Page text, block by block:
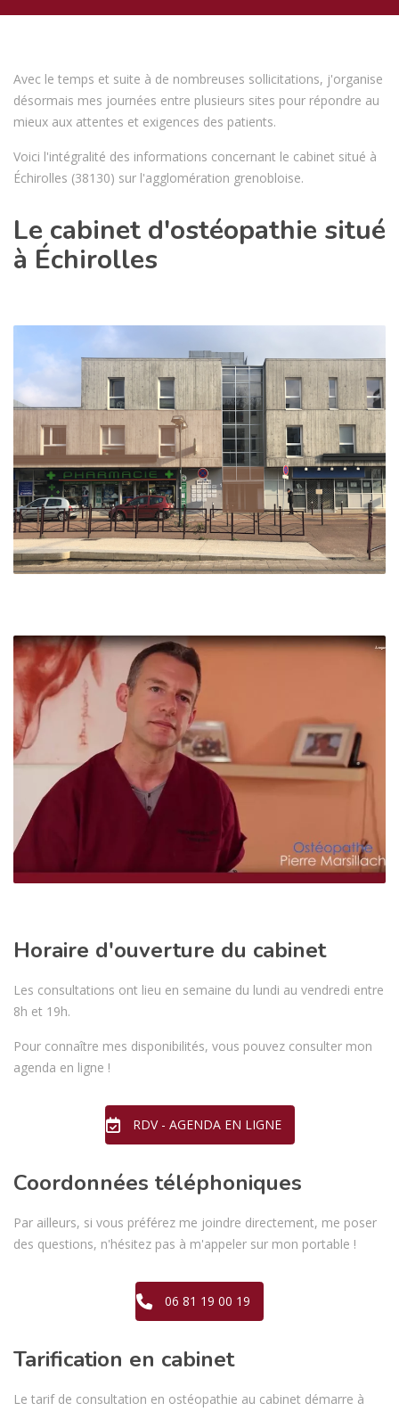
Avec le temps et suite à de nombreuses sollicitations, j'organise
désormais mes journées entre plusieurs sites pour répondre au
mieux aux attentes et exigences des patients.
Voici l'intégralité des informations concernant le cabinet situé à
Échirolles (38130) sur l'agglomération grenobloise.
Le cabinet d'ostéopathie situé
à Échirolles
Horaire d'ouverture du cabinet
Les consultations ont lieu en semaine du lundi au vendredi entre
8h et 19h.
Pour connaître mes disponibilités, vous pouvez consulter mon
agenda en ligne !
RDV - AGENDA EN LIGNE
Coordonnées téléphoniques
Par ailleurs, si vous préférez me joindre directement, me poser
des questions, n'hésitez pas à m'appeler sur mon portable !
06 81 19 00 19
Tarification en cabinet
Le tarif de consultation en ostéopathie au cabinet démarre à